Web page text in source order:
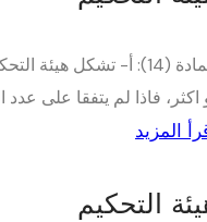
المادة (14): أ- تشكل
اكثر، فاذا لم يتفقا على
المزيد
التحكيم